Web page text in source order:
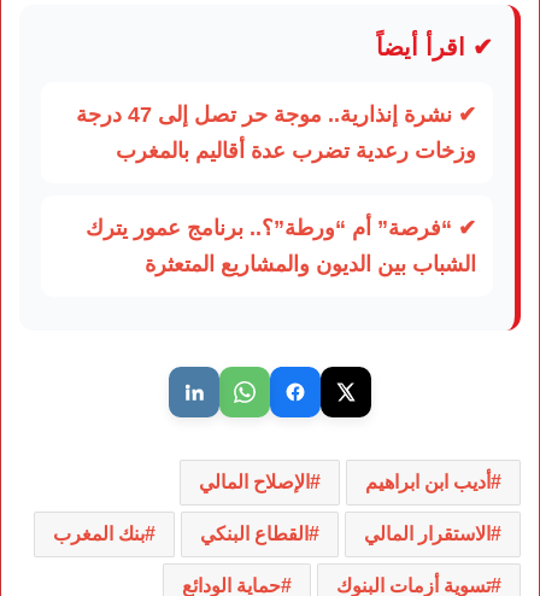
✔ اقرأ أيضاً
✔ نشرة إنذارية.. موجة حر تصل إلى 47 درجة
وزخات رعدية تضرب عدة أقاليم بالمغرب
✔ “فرصة” أم “ورطة”؟.. برنامج عمور يترك
الشباب بين الديون والمشاريع المتعثرة
أديب ابن ابراهيم الإصلاح المالي
الاستقرار المالي القطاع البنكي بنك المغرب
تسوية أزمات البنوك حماية الودائع